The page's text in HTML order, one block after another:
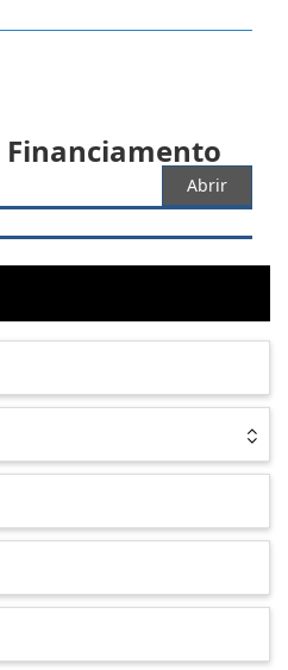
Financiamento
Abrir